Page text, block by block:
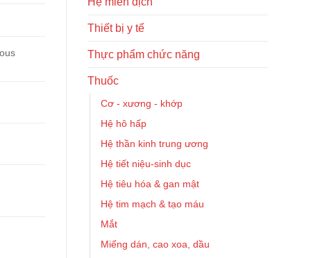
Thiết bị y tế
Thực phẩm chức năng
Thuốc
Cơ - xương - khớp
Hệ hô hấp
Hệ thần kinh trung ương
Hệ tiết niệu-sinh dục
Hệ tiêu hóa & gan mật
Hệ tim mạch & tạo máu
Mắt
Miếng dán, cao xoa, dầu